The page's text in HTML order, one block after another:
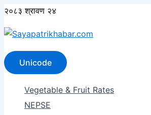
Skip
content
२०८३ श्रावण २४
Unicode
Vegetable & Fruit Rates
NEPSE